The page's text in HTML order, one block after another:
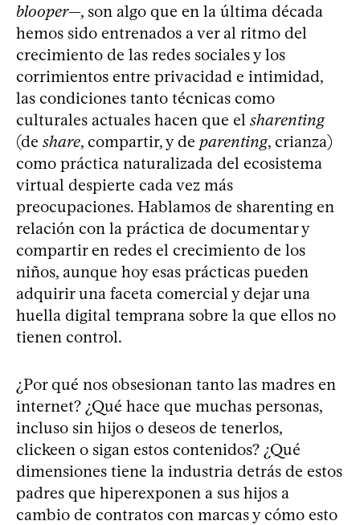
blooper—, son algo que en la última década
hemos sido entrenados a ver al ritmo del
crecimiento de las redes sociales y los
corrimientos entre privacidad e intimidad,
las condiciones tanto técnicas como
culturales actuales hacen que el sharenting
(de share, compartir, y de parenting, crianza)
como práctica naturalizada del ecosistema
virtual despierte cada vez más
preocupaciones. Hablamos de sharenting en
relación con la práctica de documentar y
compartir en redes el crecimiento de los
niños, aunque hoy esas prácticas pueden
adquirir una faceta comercial y dejar una
huella digital temprana sobre la que ellos no
tienen control.
¿Por qué nos obsesionan tanto las madres en
internet? ¿Qué hace que muchas personas,
incluso sin hijos o deseos de tenerlos,
clickeen o sigan estos contenidos? ¿Qué
dimensiones tiene la industria detrás de estos
padres que hiperexponen a sus hijos a
cambio de contratos con marcas y cómo esto